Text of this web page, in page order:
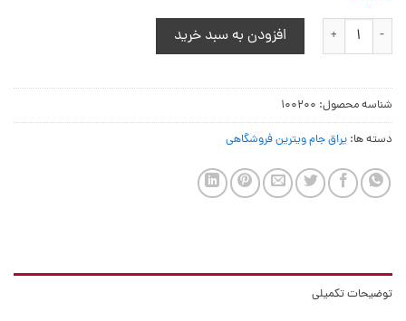
درپوش میانی پایین جام ویترین عدد
افزودن به سبد خرید
شناسه محصول: 100200
دسته ها: یراق جام ویترین فروشگاهی
توضیحات تکمیلی